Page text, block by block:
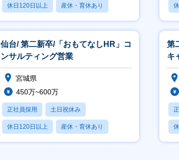
休日120日以上 産休・育休あり
賞与あり
仙台/ 第二新卒/「おもてなしHR」コ
ンサルティング営業
宮城県
450万~600万
正社員採用 土日祝休み
休日120日以上 産休・育休あり
賞与あり
第
キ